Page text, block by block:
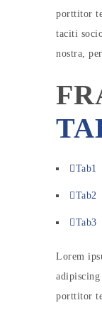
porttitor
taciti
nostra,
Tab1
Tab2
Tab3
Lorem
porttitor